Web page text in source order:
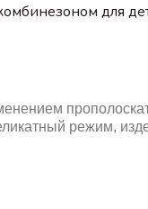
для
режим,